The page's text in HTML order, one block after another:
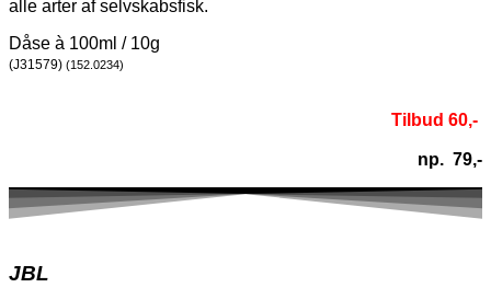
alle arter af selvskabsfisk.
Dåse à 100ml / 10g
(J31579) (152.0234)
Tilbud 60,-
np. 79,-
JBL